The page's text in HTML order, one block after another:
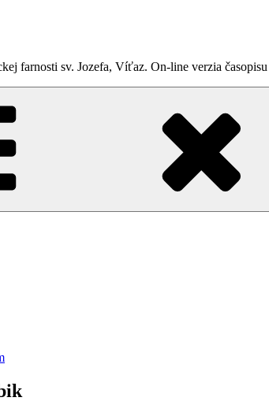
farnosti sv. Jozefa, Víťaz. On-line verzia